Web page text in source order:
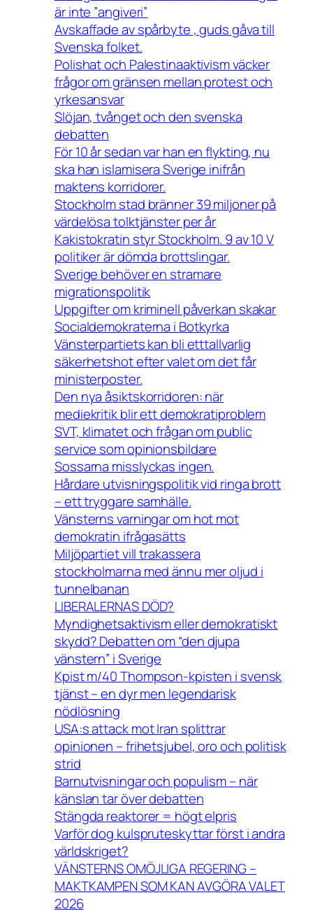
är inte ”angiveri”
Avskaffade av spårbyte , guds gåva till
Svenska folket.
Polishat och Palestinaaktivism väcker
frågor om gränsen mellan protest och
yrkesansvar
Slöjan, tvånget och den svenska
debatten
För 10 år sedan var han en flykting, nu
ska han islamisera Sverige inifrån
maktens korridorer.
Stockholm stad bränner 39 miljoner på
värdelösa tolktjänster per år
Kakistokratin styr Stockholm. 9 av 10 V
politiker är dömda brottslingar.
Sverige behöver en stramare
migrationspolitik
Uppgifter om kriminell påverkan skakar
Socialdemokraterna i Botkyrka
Vänsterpartiets kan bli etttallvarlig
säkerhetshot efter valet om det får
ministerposter.
Den nya åsiktskorridoren: när
mediekritik blir ett demokratiproblem
SVT, klimatet och frågan om public
service som opinionsbildare
Sossarna misslyckas ingen.
Hårdare utvisningspolitik vid ringa brott
– ett tryggare samhälle.
Vänsterns varningar om hot mot
demokratin ifrågasätts
Miljöpartiet vill trakassera
stockholmarna med ännu mer oljud i
tunnelbanan
LIBERALERNAS DÖD?
Myndighetsaktivism eller demokratiskt
skydd? Debatten om “den djupa
vänstern” i Sverige
Kpist m/40 Thompson-kpisten i svensk
tjänst – en dyr men legendarisk
nödlösning
USA:s attack mot Iran splittrar
opinionen – frihetsjubel, oro och politisk
strid
Barnutvisningar och populism – när
känslan tar över debatten
Stängda reaktorer = högt elpris
Varför dog kulspruteskyttar först i andra
världskriget?
VÄNSTERNS OMÖJLIGA REGERING –
MAKTKAMPEN SOM KAN AVGÖRA VALET
2026